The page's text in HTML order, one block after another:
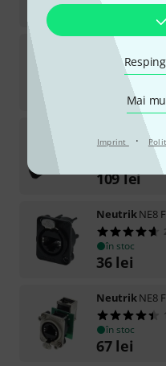
Mai
Imprint ·
30-
-7%
Neutrik
în stoc
lei
NE8
109lei
NeutrikNE8
în stoc
36 lei
NeutrikNE8
în stoc
67 lei